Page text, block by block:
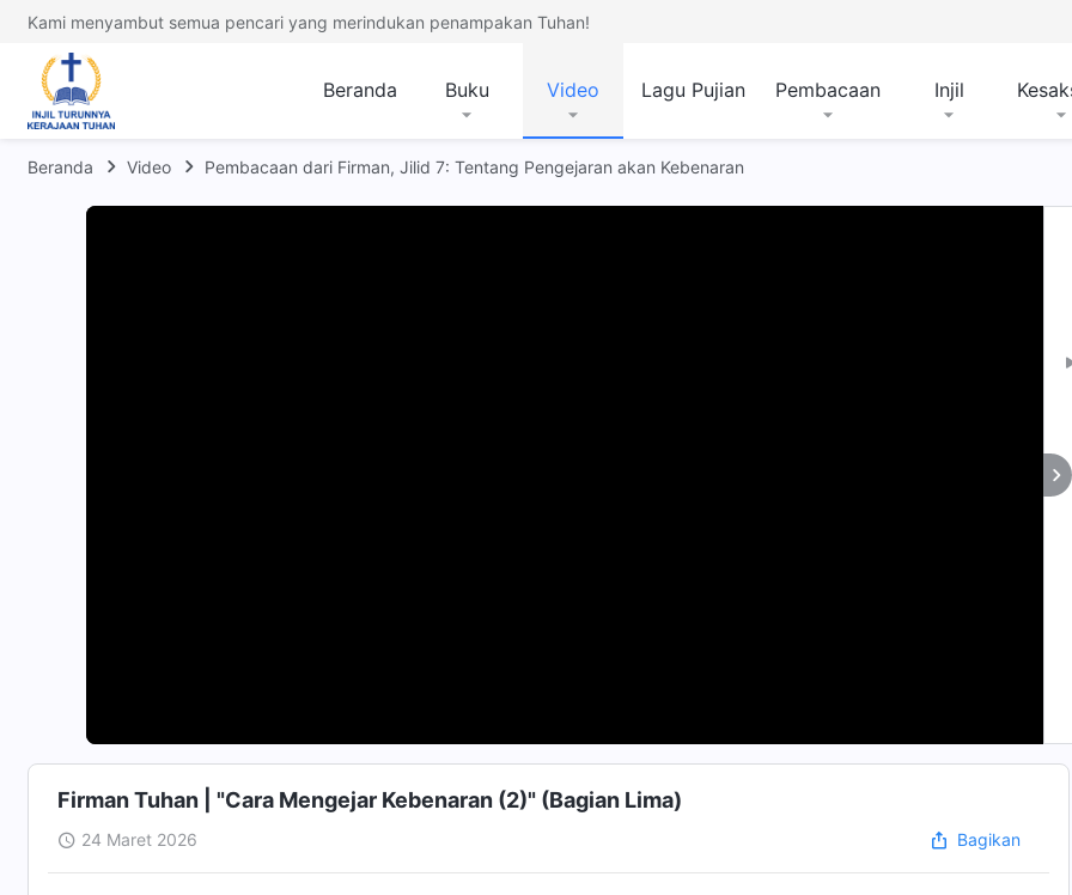
Kami menyambut semua pencari yang merindukan penampakan Tuhan!
Beranda Buku Video Lagu Pujian Pembacaan Injil
Beranda Video Pembacaan dari Firman, Jilid 7: Tentang Pengejaran akan Kebenaran
Firman Tuhan | "Cara Mengejar Kebenaran (2)" (Bagian Lima)
24 Maret 2026 Bagikan